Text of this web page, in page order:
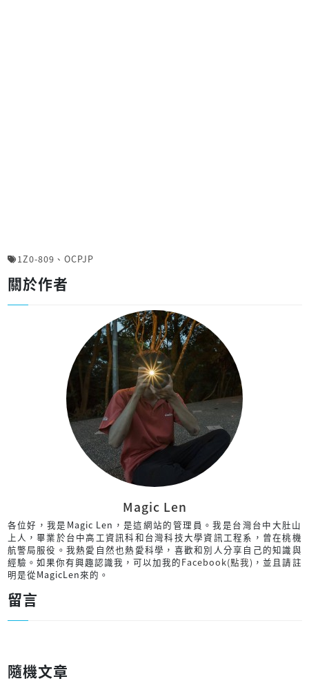
1Z0-809 、 OCPJP
關於作者
Magic Len
各位好，我是Magic Len，是這網站的管理員。我是台灣台中大肚山
上人，畢業於台中高工資訊科和台灣科技大學資訊工程系，曾在桃機
航警局服役。我熱愛自然也熱愛科學，喜歡和別人分享自己的知識與
經驗。如果你有興趣認識我，可以加我的Facebook(點我) ，並且請註
明是從MagicLen來的。
留言
隨機文章